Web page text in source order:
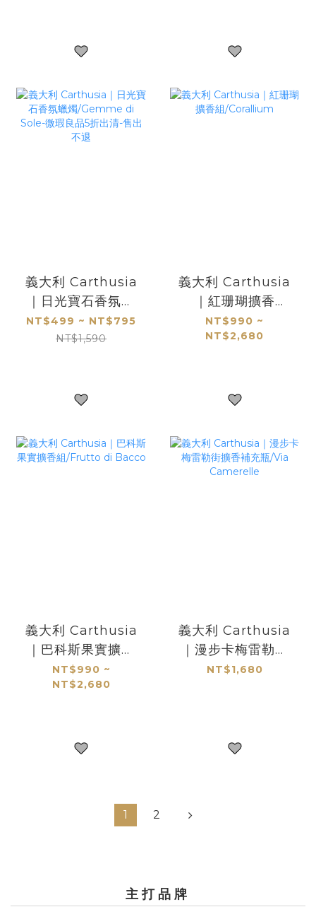
義大利 Carthusia
｜日光寶石香氛蠟
燭/Gemme di
Sole-微瑕良品5折
NT$499 ~ NT$795
NT$1,590
義大利 Carthusia
｜紅珊瑚擴香
組/Corallium
NT$990 ~
NT$2,680
義大利 Carthusia
｜巴科斯果實擴香
組/Frutto di
Bacco
NT$990 ~
NT$2,680
義大利 Carthusia
｜漫步卡梅雷勒街
擴香補充瓶/Via
NT$1,680
1 2
主打品牌